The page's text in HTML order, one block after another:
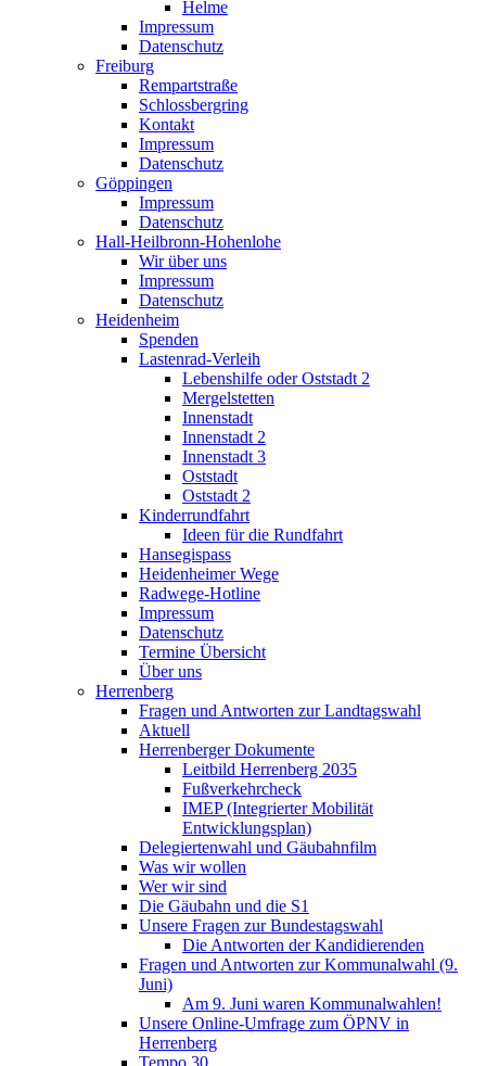
Helme
Impressum
Datenschutz
Freiburg
Rempartstraße
Schlossbergring
Kontakt
Impressum
Datenschutz
Göppingen
Impressum
Datenschutz
Hall-Heilbronn-Hohenlohe
Wir über uns
Impressum
Datenschutz
Heidenheim
Spenden
Lastenrad-Verleih
Lebenshilfe oder Oststadt 2
Mergelstetten
Innenstadt
Innenstadt 2
Innenstadt 3
Oststadt
Oststadt 2
Kinderrundfahrt
Ideen für die Rundfahrt
Hansegispass
Heidenheimer Wege
Radwege-Hotline
Impressum
Datenschutz
Termine Übersicht
Über uns
Herrenberg
Fragen und Antworten zur Landtagswahl
Aktuell
Herrenberger Dokumente
Leitbild Herrenberg 2035
Fußverkehrcheck
IMEP (Integrierter Mobilität
Entwicklungsplan)
Delegiertenwahl und Gäubahnfilm
Was wir wollen
Wer wir sind
Die Gäubahn und die S1
Unsere Fragen zur Bundestagswahl
Die Antworten der Kandidierenden
Fragen und Antworten zur Kommunalwahl (9.
Juni)
Am 9. Juni waren Kommunalwahlen!
Unsere Online-Umfrage zum ÖPNV in
Herrenberg
Tempo 30